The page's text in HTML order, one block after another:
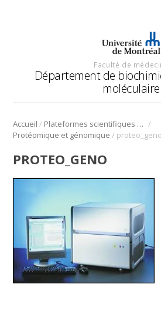
Faculté de
Département de
moléculaire
Accueil / Plateformes scientifiques BMM /
Protéomique et génomique / proteo_geno
PROTEO_GENO